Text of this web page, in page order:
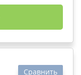
Сравнить